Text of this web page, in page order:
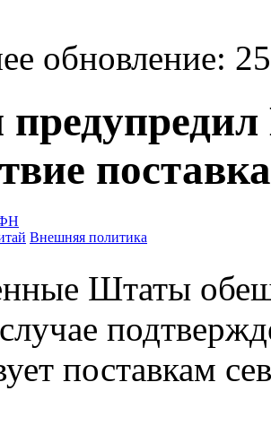
обновление:
Внешняя политика
Штаты
поставкам